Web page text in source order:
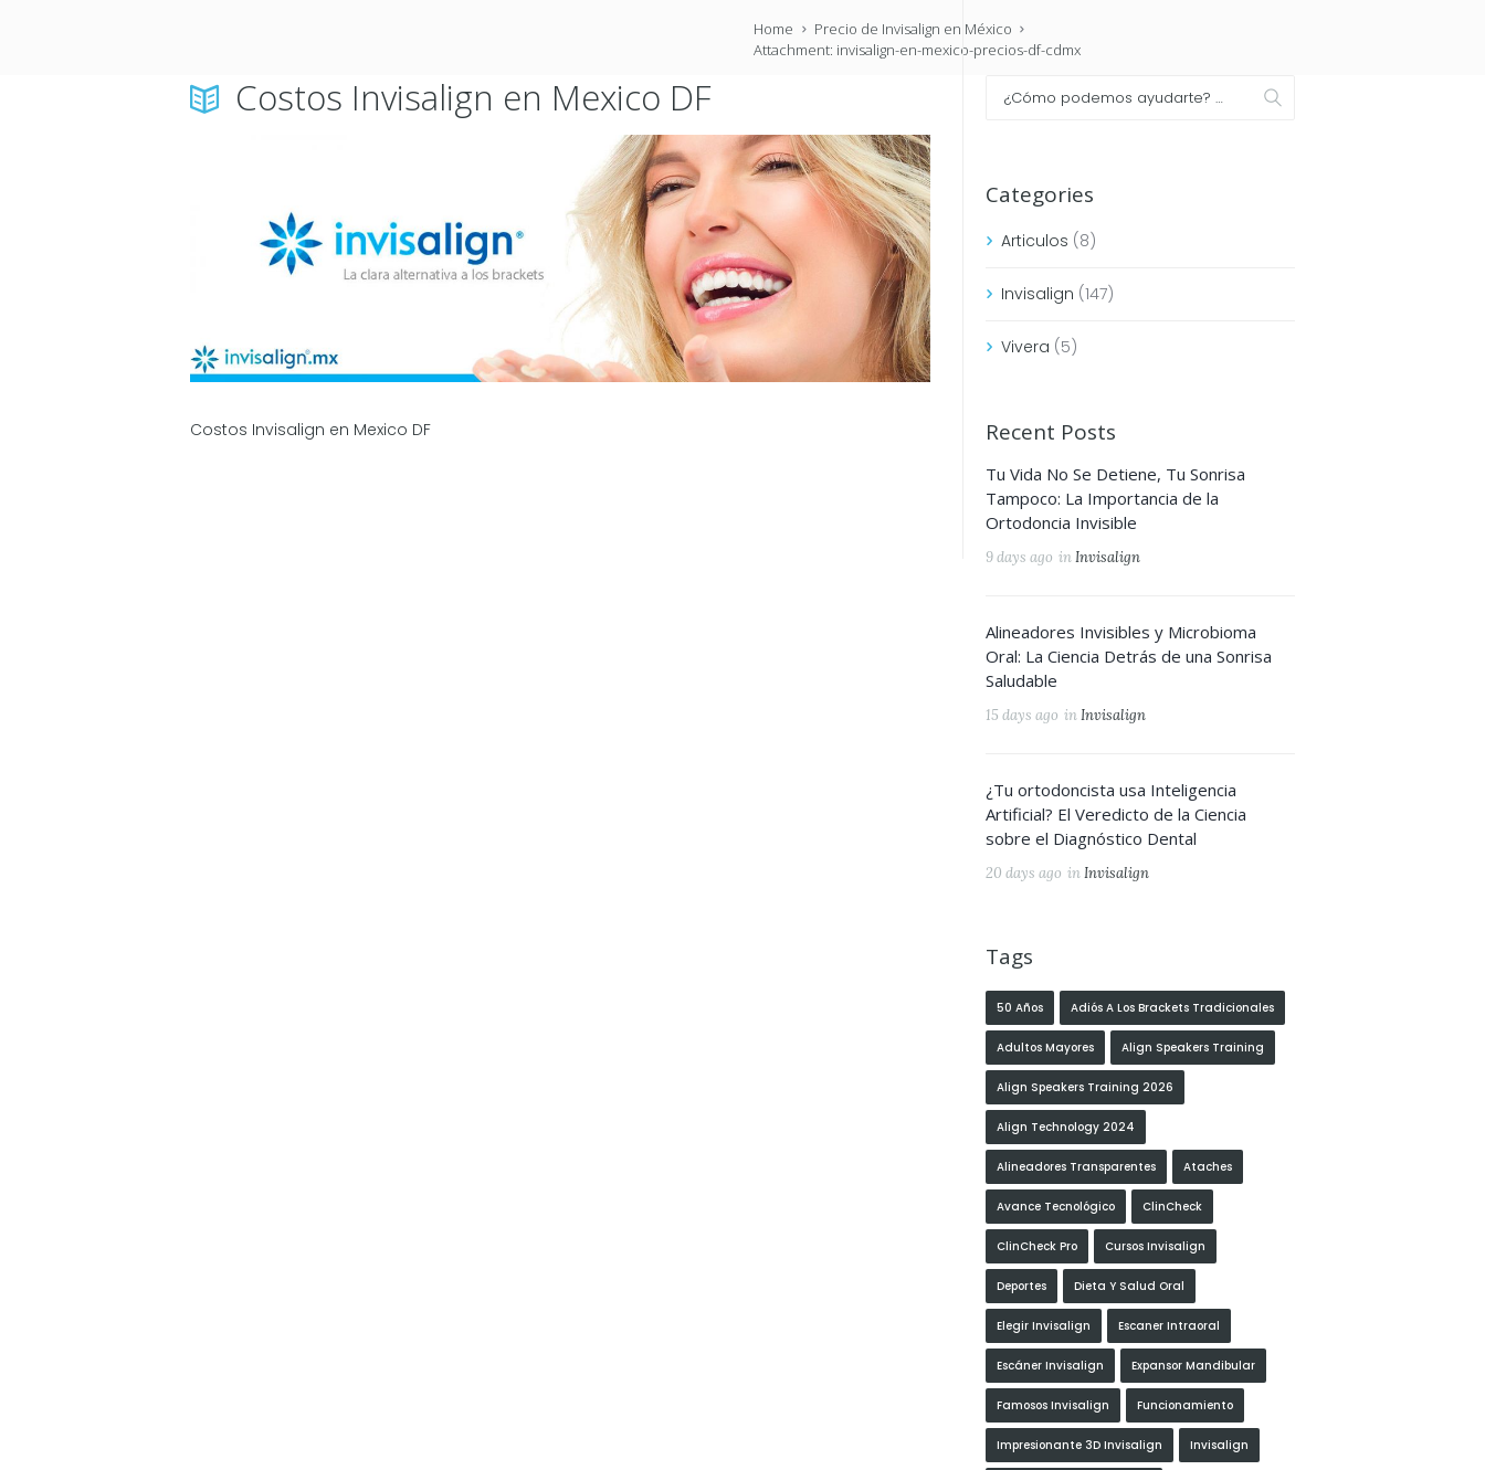
Home
Precio de Invisalign en México
Attachment: invisalign-en-mexico-precios-df-cdmx
Costos Invisalign en Mexico DF
Costos Invisalign en Mexico DF
Categories
Articulos (8)
Invisalign (147)
Vivera (5)
Recent Posts
Tu Vida No Se Detiene, Tu Sonrisa
Tampoco: La Importancia de la
Ortodoncia Invisible
9 days ago inInvisalign
Alineadores Invisibles y Microbioma
Oral: La Ciencia Detrás de una Sonrisa
Saludable
15 days ago inInvisalign
¿Tu ortodoncista usa Inteligencia
Artificial? El Veredicto de la Ciencia
sobre el Diagnóstico Dental
20 days ago inInvisalign
Tags
50 Años Adiós A Los Brackets Tradicionales
Adultos Mayores Align Speakers Training
Align Speakers Training 2026
Align Technology 2024
Alineadores Transparentes Ataches
Avance Tecnológico ClinCheck
ClinCheck Pro Cursos Invisalign
Deportes Dieta Y Salud Oral
Elegir Invisalign Escaner Intraoral
Escáner Invisalign Expansor Mandibular
Famosos Invisalign Funcionamiento
Impresionante 3D Invisalign Invisalign